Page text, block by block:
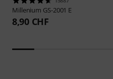
Millenium GS-2001 E
8,90 CHF